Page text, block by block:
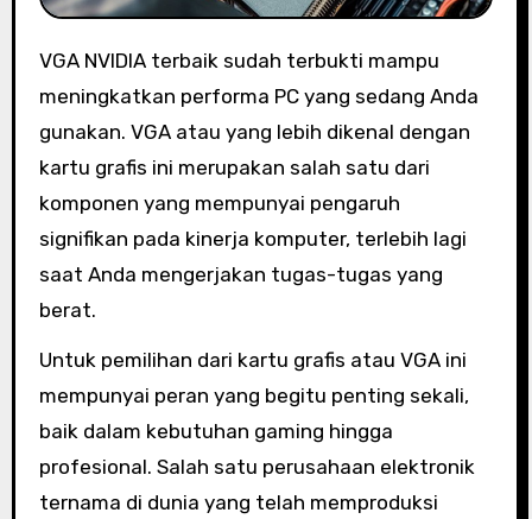
VGA NVIDIA terbaik sudah terbukti mampu
meningkatkan performa PC yang sedang Anda
gunakan. VGA atau yang lebih dikenal dengan
kartu grafis ini merupakan salah satu dari
komponen yang mempunyai pengaruh
signifikan pada kinerja komputer, terlebih lagi
saat Anda mengerjakan tugas-tugas yang
berat.
Untuk pemilihan dari kartu grafis atau VGA ini
mempunyai peran yang begitu penting sekali,
baik dalam kebutuhan gaming hingga
profesional. Salah satu perusahaan elektronik
ternama di dunia yang telah memproduksi